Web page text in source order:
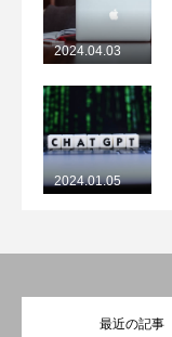
2024.04.03
2024.01.05
最近の記事